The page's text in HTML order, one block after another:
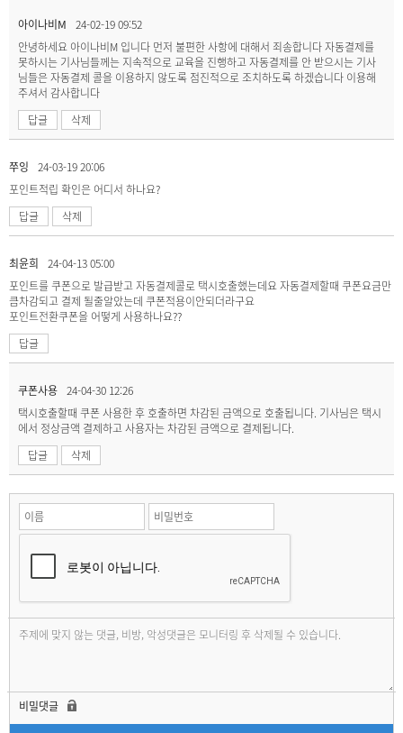
아이나비M
24-02-19 09:52
안녕하세요 아이나비M 입니다 먼저 불편한 사항에 대해서 죄송합니다 자동결제를
못하시는 기사님들께는 지속적으로 교육을 진행하고 자동결제를 안 받으시는 기사
님들은 자동결제 콜을 이용하지 않도록 점진적으로 조치하도록 하겠습니다 이용해
주셔서 감사합니다
답글
삭제
쭈잉
24-03-19 20:06
포인트적립 확인은 어디서 하나요?
답글
삭제
최윤희
24-04-13 05:00
포인트를 쿠폰으로 발급받고 자동결제콜로 택시호출했는데요 자동결제할때 쿠폰요금만
큼차감되고 결제 될줄알았는데 쿠폰적용이안되더라구요
포인트전환쿠폰을 어떻게 사용하나요??
답글
쿠폰사용 24-04-30 12:26
택시호출할때 쿠폰 사용한 후 호출하면 차감된 금액으로 호출됩니다. 기사님은 택시
에서 정상금액 결제하고 사용자는 차감된 금액으로 결제됩니다.
답글
삭제
비밀댓글